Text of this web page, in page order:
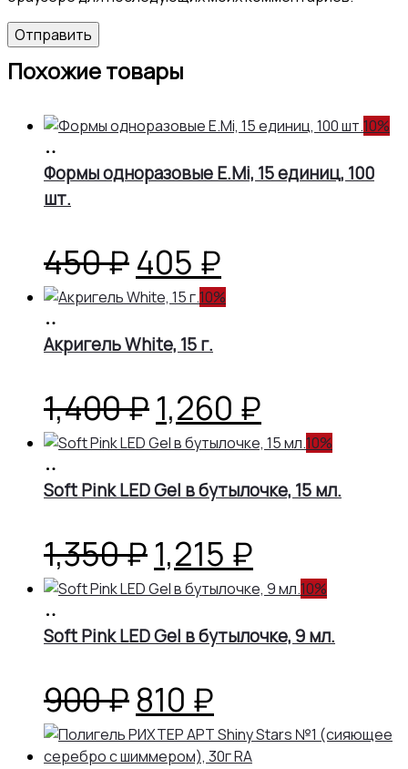
Похожие товары
10%
корзину
Формы одноразовые E.Mi, 15 единиц, 100
шт.
450₽Первоначальная
цена
составляла
450 ₽.
405 ₽
цена:
10%
корзину
Акригель White, 15 г.
1,400₽Первоначальная
цена
составляла
1,400 ₽.
1,260 ₽
цена:
1,260 ₽.
10%
корзину
Soft Pink LED Gel в бутылочке, 15 мл.
1,350₽Первоначальная
цена
составляла
1,350 ₽.
1,215 ₽
цена:
1,215 ₽.
10%
корзину
Soft Pink LED Gel в бутылочке, 9 мл.
900₽Первоначальная
цена
810 ₽
цена: